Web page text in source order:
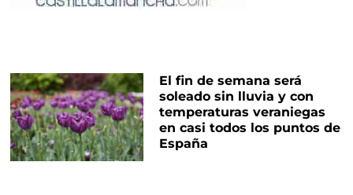
El fin de semana será
soleado sin lluvia y con
temperaturas veraniegas
en casi todos los puntos de
España